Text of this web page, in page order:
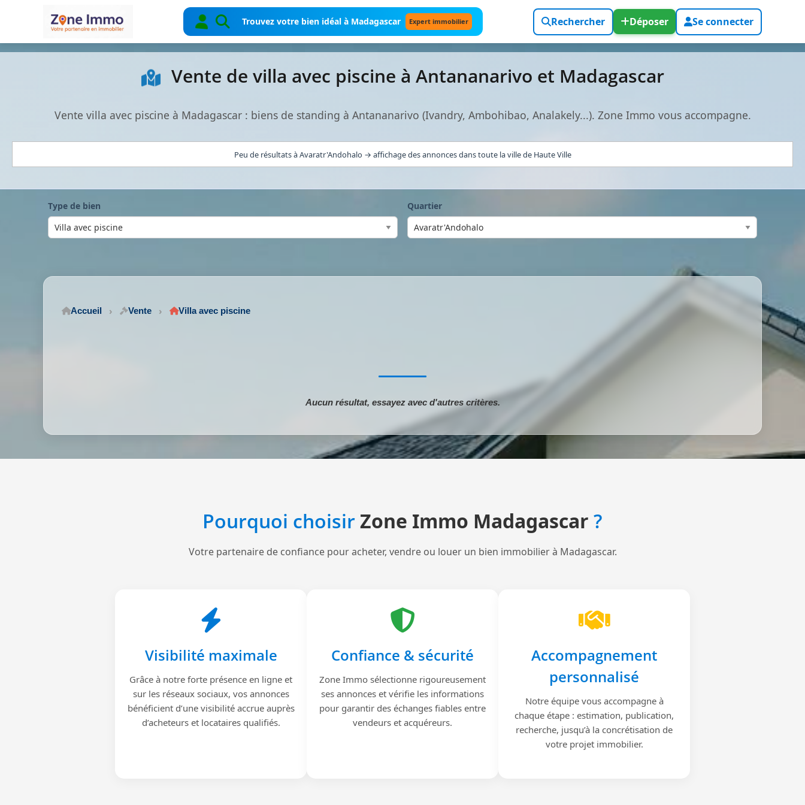
Trouvez votre bien idéal à Madagascar Expert immobilier Rechercher Déposer Se connecter
Vente de villa avec piscine à Antananarivo et Madagascar
Vente villa avec piscine à Madagascar : biens de standing à Antananarivo (Ivandry, Ambohibao, Analakely...). Zone Immo vous accompagne.
Peu de résultats à Avaratr'Andohalo → affichage des annonces dans toute la ville de Haute Ville
Type de bien Quartier
Accueil Vente Villa avec piscine
Aucun résultat, essayez avec d'autres critères.
Pourquoi choisirZone Immo Madagascar ?
Votre partenaire de confiance pour acheter, vendre ou louer un bien immobilier à Madagascar.
Visibilité maximale
Grâce à notre forte présence en ligne et
sur les réseaux sociaux, vos annonces
bénéficient d’une visibilité accrue auprès
d’acheteurs et locataires qualifiés.
Confiance & sécurité
Zone Immo sélectionne rigoureusement
ses annonces et vérifie les informations
pour garantir des échanges fiables entre
vendeurs et acquéreurs.
Accompagnement
personnalisé
Notre équipe vous accompagne à
chaque étape : estimation, publication,
recherche, jusqu’à la concrétisation de
votre projet immobilier.